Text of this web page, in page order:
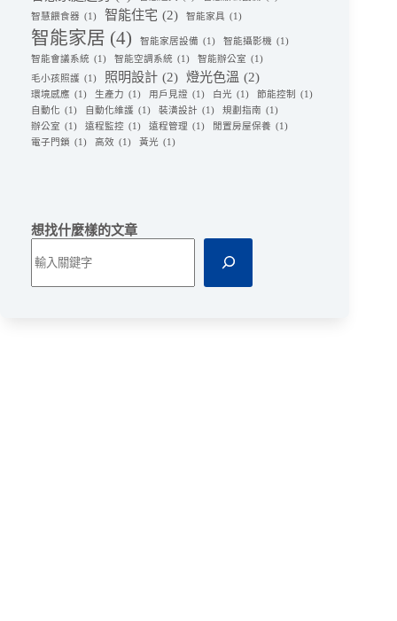
智慧餵食器 (1) 智能住宅 (2) 智能家具 (1)
智能家居 (4) 智能家居設備 (1) 智能攝影機 (1)
智能會議系統 (1) 智能空調系統 (1) 智能辦公室 (1)
毛小孩照護 (1) 照明設計 (2) 燈光色溫 (2)
環境感應 (1) 生產力 (1) 用戶見證 (1) 白光 (1) 節能控制
(1)
自動化 (1) 自動化維護 (1) 裝潢設計 (1) 規劃指南 (1)
辦公室 (1) 遠程監控 (1) 遠程管理 (1) 閒置房屋保養 (1)
電子門鎖 (1) 高效 (1) 黃光 (1)
想找什麼樣的文章